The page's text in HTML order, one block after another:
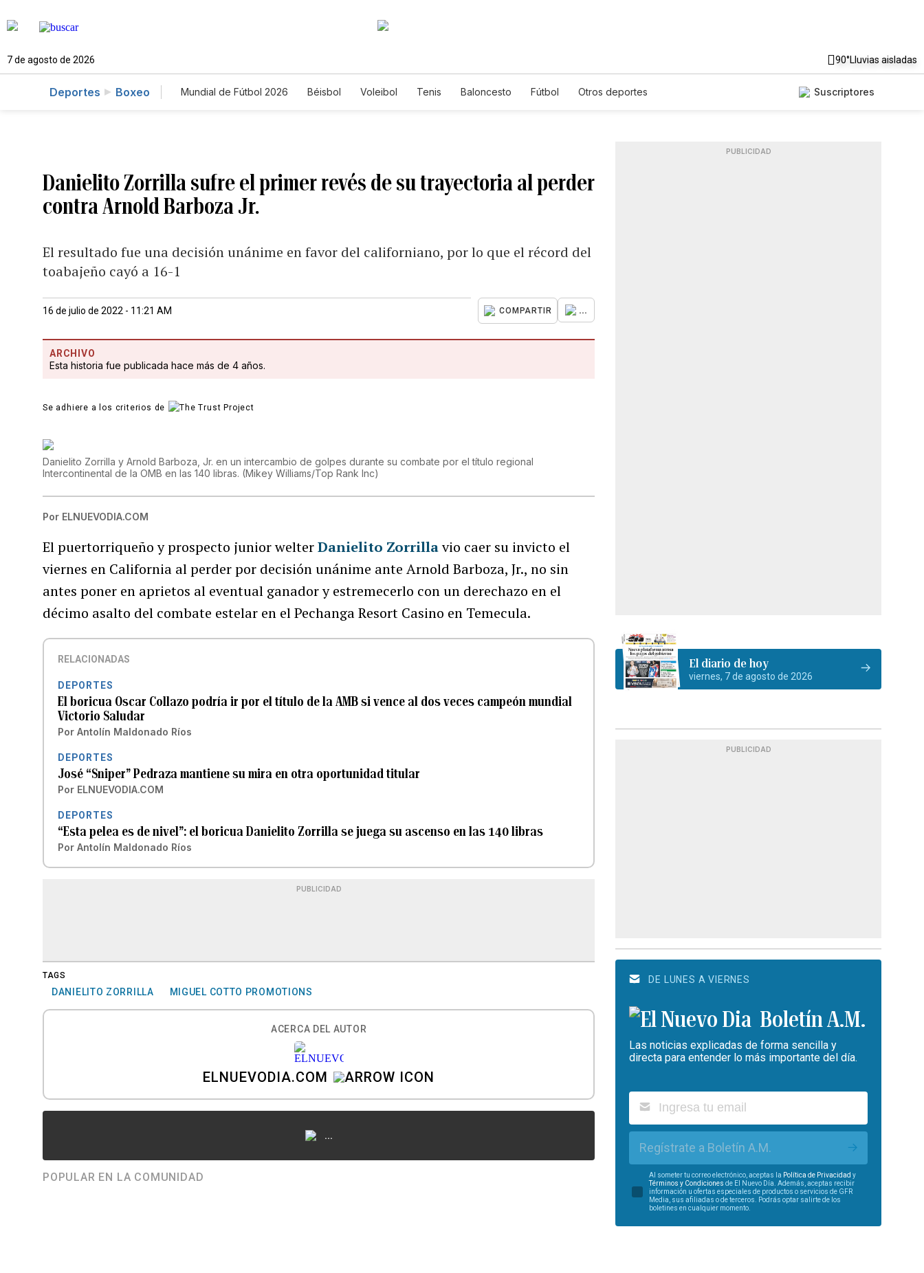
7 de agosto de 2026 90°Lluvias aisladas
Deportes Boxeo Mundial de Fútbol 2026 Béisbol Voleibol Tenis Baloncesto Fútbol Otros deportes Suscriptores
Danielito Zorrilla sufre el primer revés de su trayectoria al perder
contra Arnold Barboza Jr.
El resultado fue una decisión unánime en favor del californiano, por lo que el récord del
toabajeño cayó a 16-1
16 de julio de 2022 - 11:21 AM COMPARTIR ...
ARCHIVO
Esta historia fue publicada hace más de 4 años.
Se adhiere a los criterios de
Danielito Zorrilla y Arnold Barboza, Jr. en un intercambio de golpes durante su combate por el título regional
Intercontinental de la OMB en las 140 libras. (Mikey Williams/Top Rank Inc)
Por ELNUEVODIA.COM
El puertorriqueño y prospecto junior welterDanielito Zorrillavio caer su invicto el
viernes en California al perder por decisión unánime ante Arnold Barboza, Jr., no sin
antes poner en aprietos al eventual ganador y estremecerlo con un derechazo en el
décimo asalto del combate estelar en el Pechanga Resort Casino en Temecula.
RELACIONADAS
DEPORTES
El boricua Oscar Collazo podría ir por el título de la AMB si vence al dos veces campeón mundial
Victorio Saludar
Por Antolín Maldonado Ríos
DEPORTES
José “Sniper” Pedraza mantiene su mira en otra oportunidad titular
Por ELNUEVODIA.COM
DEPORTES
“Esta pelea es de nivel”: el boricua Danielito Zorrilla se juega su ascenso en las 140 libras
Por Antolín Maldonado Ríos
PUBLICIDAD
TAGS
DANIELITO ZORRILLA MIGUEL COTTO PROMOTIONS
ACERCA DEL AUTOR
ELNUEVODIA.COM
...
POPULAR EN LA COMUNIDAD
PUBLICIDAD
El diario de hoy
viernes, 7 de agosto de 2026
PUBLICIDAD
DE LUNES A VIERNES
Boletín A.M.
Las noticias explicadas de forma sencilla y
directa para entender lo más importante del día.
Regístrate a Boletín A.M.
Al someter tu correo electrónico, aceptas la Política de Privacidad y
Términos y Condiciones de El Nuevo Día. Además, aceptas recibir
información u ofertas especiales de productos o servicios de GFR
Media, sus afiliadas o de terceros. Podrás optar salirte de los
boletines en cualquier momento.